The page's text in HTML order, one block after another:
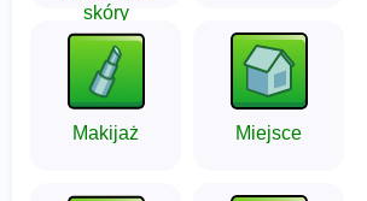
skóry
Makijaż Miejsce